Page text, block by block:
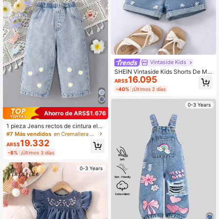
Ahorro de ARS$1.676
1 pieza Jeans rectos de cintura elás
tica con estampado floral casual pa
ra niña, corte holgado, para primave
ra/verano
#7 Más vendidos en Cremallera Denim para niñas
ARS$19.332
-8% ¡Últimos 3 días
0-3 Years
Vintaside Kids
SHEIN Vintaside Kids Shorts De Me
zclilla Con Dobladillo Enrollado Y B
ordado Floral Para Bebé Niña
ARS$16.095
-40% ¡Últimos 2 días
0-3 Years